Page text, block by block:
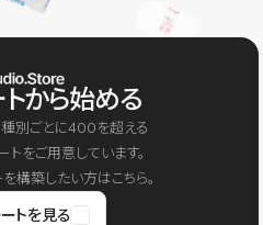
から始める
種別ごとに400を超える
をご用意しています。
構築したい方はこちら。
トを見る